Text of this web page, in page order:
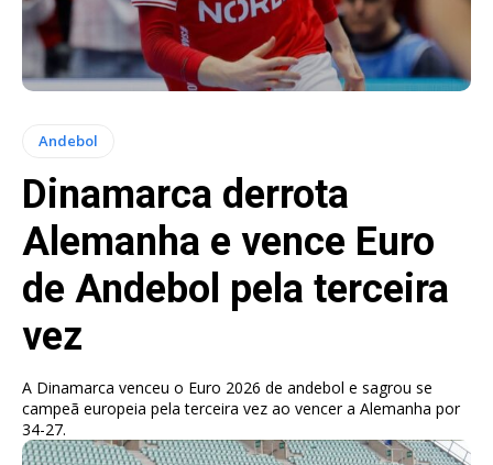
Andebol
Dinamarca derrota
Alemanha e vence Euro
de Andebol pela terceira
vez
A Dinamarca venceu o Euro 2026 de andebol e sagrou se
campeã europeia pela terceira vez ao vencer a Alemanha por
34-27.